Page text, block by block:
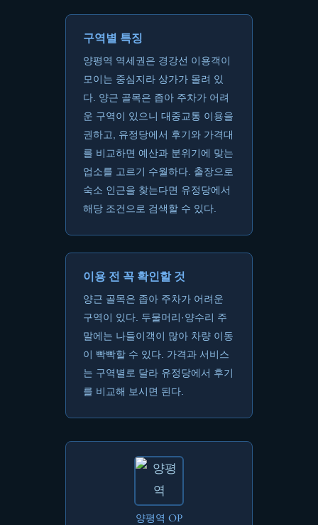
구역별 특징
양평역 역세권은 경강선 이용객이
모이는 중심지라 상가가 몰려 있
다. 양근 골목은 좁아 주차가 어려
운 구역이 있으니 대중교통 이용을
권하고, 유정당에서 후기와 가격대
를 비교하면 예산과 분위기에 맞는
업소를 고르기 수월하다. 출장으로
숙소 인근을 찾는다면 유정당에서
해당 조건으로 검색할 수 있다.
이용 전 꼭 확인할 것
양근 골목은 좁아 주차가 어려운
구역이 있다. 두물머리·양수리 주
말에는 나들이객이 많아 차량 이동
이 빡빡할 수 있다. 가격과 서비스
는 구역별로 달라 유정당에서 후기
를 비교해 보시면 된다.
양평역 OP